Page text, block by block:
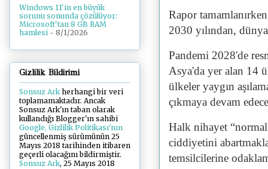
Rapor
2030 yılından,
Pandemi 2028'de
Asya'da yer alan 14
ülkeler yaygın
çıkmaya devam
Halk nihayet “normal
ciddiyetini
temsilcilerine
Windows 11'in en büyük
sorunu sonunda çözülüyor:
Microsoft'tan 8 GB RAM
hamlesi - 8/1/2026
Gizlilik Bildirimi
Sonsuz Arkherhangi bir veri
toplamamaktadır. Ancak
Sonsuz Ark'ın taban olarak
kullandığı Blogger'ın sahibi
Google, Gizlilik Politikası'nın
güncellenmiş sürümünün 25
Mayıs 2018 tarihinden itibaren
geçerli olacağını bildirmiştir.
Sonsuz Ark, 25 Mayıs 2018